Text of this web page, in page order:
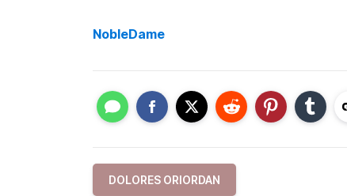
NobleDame
DOLORES ORIORDAN